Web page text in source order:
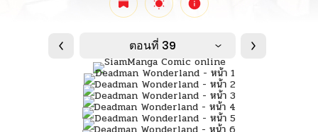
ตอนที่ 39